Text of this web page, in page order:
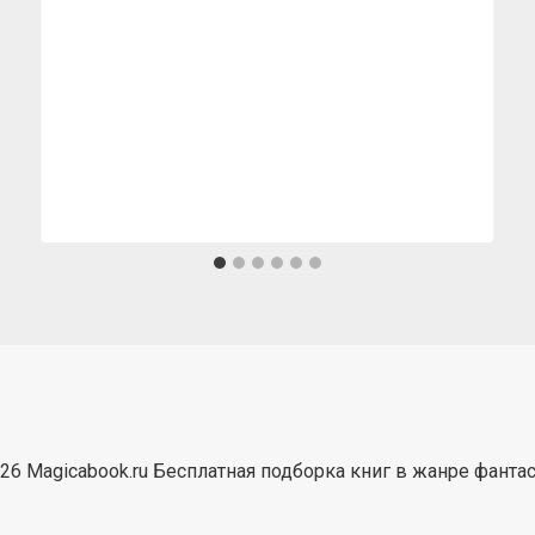
Magicabook.ru Бесплатная подборка книг в жанре